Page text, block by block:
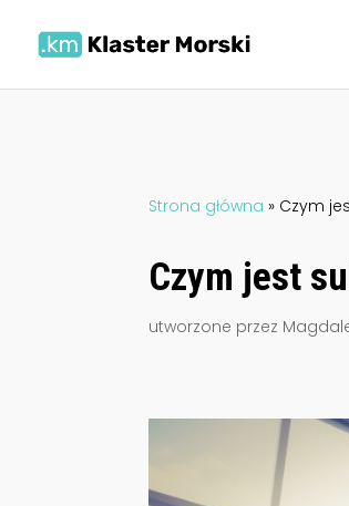
Strona główna » Czym
Czym jest
utworzone przez